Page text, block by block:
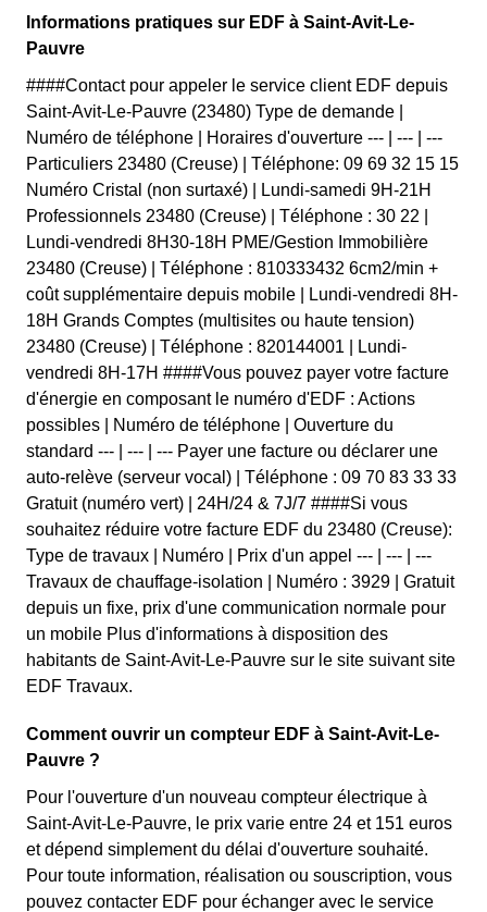
Informations pratiques sur EDF à Saint-Avit-Le-
Pauvre
####Contact pour appeler le service client EDF depuis
Saint-Avit-Le-Pauvre (23480) Type de demande |
Numéro de téléphone | Horaires d'ouverture --- | --- | ---
Particuliers 23480 (Creuse) | Téléphone: 09 69 32 15 15
Numéro Cristal (non surtaxé) | Lundi-samedi 9H-21H
Professionnels 23480 (Creuse) | Téléphone : 30 22 |
Lundi-vendredi 8H30-18H PME/Gestion Immobilière
23480 (Creuse) | Téléphone : 810333432 6cm2/min +
coût supplémentaire depuis mobile | Lundi-vendredi 8H-
18H Grands Comptes (multisites ou haute tension)
23480 (Creuse) | Téléphone : 820144001 | Lundi-
vendredi 8H-17H ####Vous pouvez payer votre facture
d'énergie en composant le numéro d'EDF : Actions
possibles | Numéro de téléphone | Ouverture du
standard --- | --- | --- Payer une facture ou déclarer une
auto-relève (serveur vocal) | Téléphone : 09 70 83 33 33
Gratuit (numéro vert) | 24H/24 & 7J/7 ####Si vous
souhaitez réduire votre facture EDF du 23480 (Creuse):
Type de travaux | Numéro | Prix d'un appel --- | --- | ---
Travaux de chauffage-isolation | Numéro : 3929 | Gratuit
depuis un fixe, prix d'une communication normale pour
un mobile Plus d'informations à disposition des
habitants de Saint-Avit-Le-Pauvre sur le site suivant site
EDF Travaux.
Comment ouvrir un compteur EDF à Saint-Avit-Le-
Pauvre ?
Pour l'ouverture d'un nouveau compteur électrique à
Saint-Avit-Le-Pauvre, le prix varie entre 24 et 151 euros
et dépend simplement du délai d'ouverture souhaité.
Pour toute information, réalisation ou souscription, vous
pouvez contacter EDF pour échanger avec le service